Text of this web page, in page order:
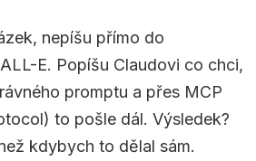
nepíšu přímo do
E. Popíšu Claudovi co chci,
promptu a přes MCP
to pošle dál. Výsledek?
kdybych to dělal sám.